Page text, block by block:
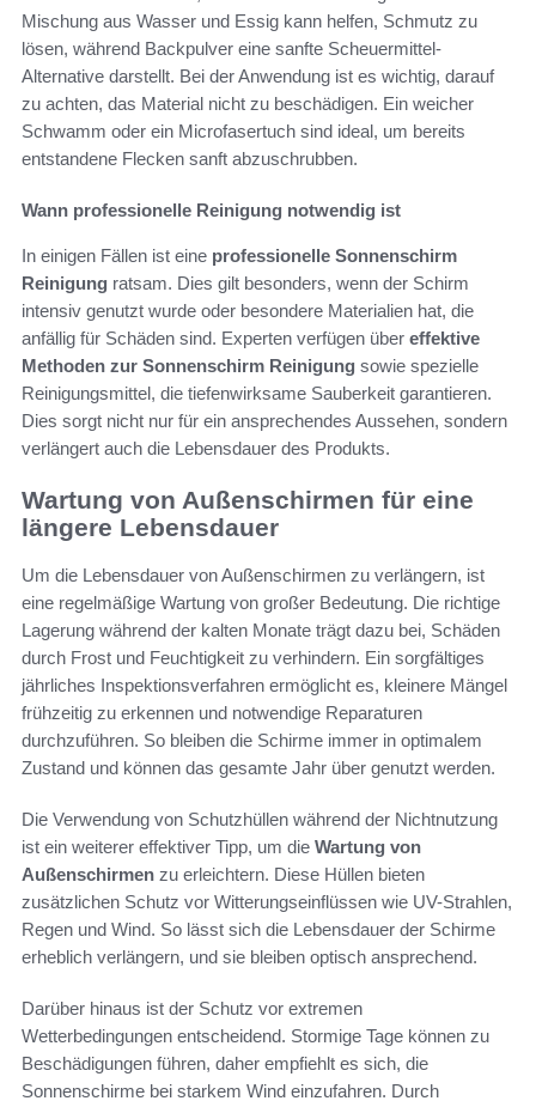
Mischung aus Wasser und Essig kann helfen, Schmutz zu
lösen, während Backpulver eine sanfte Scheuermittel-
Alternative darstellt. Bei der Anwendung ist es wichtig, darauf
zu achten, das Material nicht zu beschädigen. Ein weicher
Schwamm oder ein Microfasertuch sind ideal, um bereits
entstandene Flecken sanft abzuschrubben.
Wann professionelle Reinigung notwendig ist
In einigen Fällen ist eine professionelle Sonnenschirm
Reinigung ratsam. Dies gilt besonders, wenn der Schirm
intensiv genutzt wurde oder besondere Materialien hat, die
anfällig für Schäden sind. Experten verfügen über effektive
Methoden zur Sonnenschirm Reinigung sowie spezielle
Reinigungsmittel, die tiefenwirksame Sauberkeit garantieren.
Dies sorgt nicht nur für ein ansprechendes Aussehen, sondern
verlängert auch die Lebensdauer des Produkts.
Wartung von Außenschirmen für eine
längere Lebensdauer
Um die Lebensdauer von Außenschirmen zu verlängern, ist
eine regelmäßige Wartung von großer Bedeutung. Die richtige
Lagerung während der kalten Monate trägt dazu bei, Schäden
durch Frost und Feuchtigkeit zu verhindern. Ein sorgfältiges
jährliches Inspektionsverfahren ermöglicht es, kleinere Mängel
frühzeitig zu erkennen und notwendige Reparaturen
durchzuführen. So bleiben die Schirme immer in optimalem
Zustand und können das gesamte Jahr über genutzt werden.
Die Verwendung von Schutzhüllen während der Nichtnutzung
ist ein weiterer effektiver Tipp, um die Wartung von
Außenschirmen zu erleichtern. Diese Hüllen bieten
zusätzlichen Schutz vor Witterungseinflüssen wie UV-Strahlen,
Regen und Wind. So lässt sich die Lebensdauer der Schirme
erheblich verlängern, und sie bleiben optisch ansprechend.
Darüber hinaus ist der Schutz vor extremen
Wetterbedingungen entscheidend. Stormige Tage können zu
Beschädigungen führen, daher empfiehlt es sich, die
Sonnenschirme bei starkem Wind einzufahren. Durch